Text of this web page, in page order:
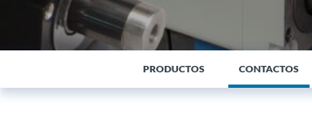
PRODUCTOS CONTACTOS